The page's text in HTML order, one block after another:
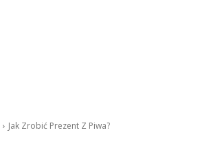
Jak Zrobić Prezent Z Piwa?